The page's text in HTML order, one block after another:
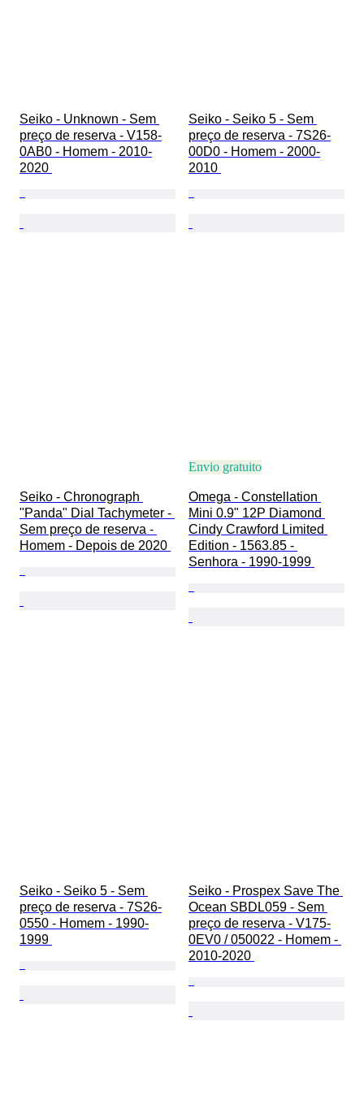
Seiko - Unknown - Sem
preço de reserva - V158-
0AB0 - Homem - 2010-
2020
Seiko - Seiko 5 - Sem
preço de reserva - 7S26-
00D0 - Homem - 2000-
2010
Seiko - Chronograph
"Panda" Dial Tachymeter -
Sem preço de reserva -
Homem - Depois de 2020
Envio gratuito
Omega - Constellation
Mini 0.9" 12P Diamond
Cindy Crawford Limited
Edition - 1563.85 -
Senhora - 1990-1999
Seiko - Seiko 5 - Sem
preço de reserva - 7S26-
0550 - Homem - 1990-
1999
Seiko - Prospex Save The
Ocean SBDL059 - Sem
preço de reserva - V175-
0EV0 / 050022 - Homem -
2010-2020